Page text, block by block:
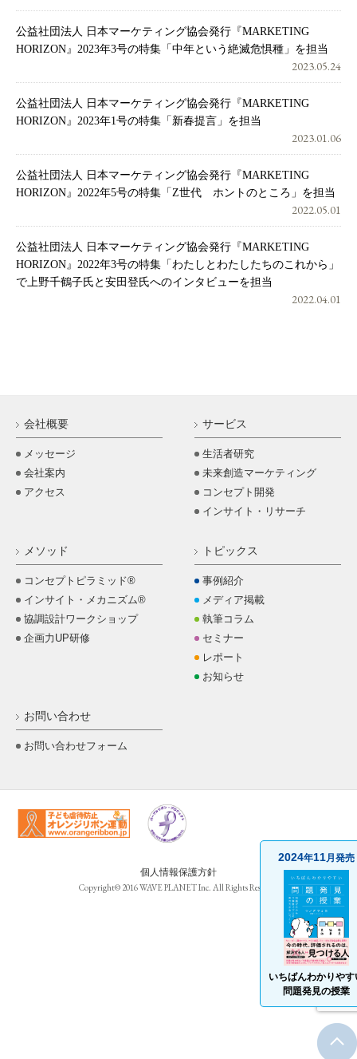
2024年11月発売
いちばんわかりやす
問題発見の授業
公益社団法人 日本マーケティング協会発行『MARKETING
HORIZON』2023年3号の特集「中年という絶滅危惧種」を担当
2023.05.24
公益社団法人 日本マーケティング協会発行『MARKETING
HORIZON』2023年1号の特集「新春提言」を担当
2023.01.06
公益社団法人 日本マーケティング協会発行『MARKETING
HORIZON』2022年5号の特集「Z世代 ホントのところ」を担当
2022.05.01
公益社団法人 日本マーケティング協会発行『MARKETING
HORIZON』2022年3号の特集「わたしとわたしたちのこれから」
で上野千鶴子氏と安田登氏へのインタビューを担当
2022.04.01
会社概要
メッセージ
会社案内
アクセス
サービス
生活者研究
未来創造マーケティング
コンセプト開発
インサイト・リサーチ
メソッド
コンセプトピラミッド®
インサイト・メカニズム®
協調設計ワークショップ
企画力UP研修
トピックス
事例紹介
メディア掲載
執筆コラム
セミナー
レポート
お知らせ
お問い合わせ
お問い合わせフォーム
個人情報保護方針
Copyright© 2016 WAVE PLANET Inc. All Rights Reserved